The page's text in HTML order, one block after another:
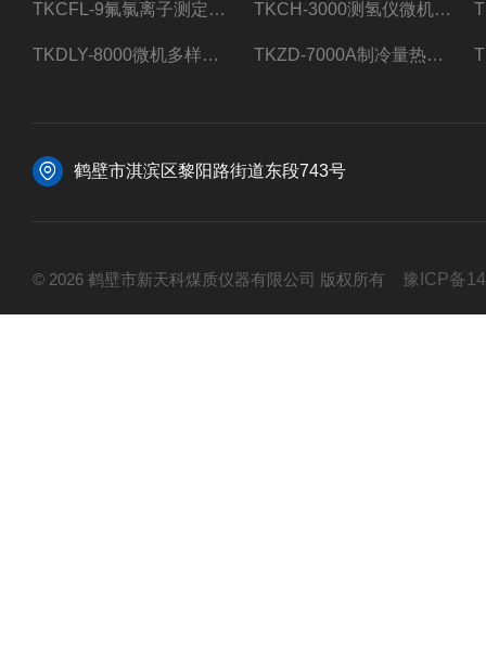
TKCFL-9氟氯离子测定仪自动煤质检测 TKCH-3000测氢仪微机氢元素测定煤质检测
TKDLY-8000微机多样测硫仪自动定硫仪化验室硫含量测定 TKZD-7000A制冷量热仪自动升降热值仪煤质检测
鹤壁市淇滨区黎阳路街道东段743号
© 2026 鹤壁市新天科煤质仪器有限公司 版权所有 豫ICP备